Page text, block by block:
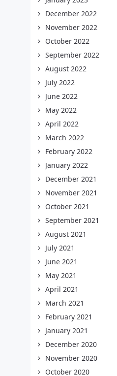
December 2022
November 2022
October 2022
September 2022
August 2022
July 2022
June 2022
May 2022
April 2022
March 2022
February 2022
January 2022
December 2021
November 2021
October 2021
September 2021
August 2021
July 2021
June 2021
May 2021
April 2021
March 2021
February 2021
January 2021
December 2020
November 2020
October 2020